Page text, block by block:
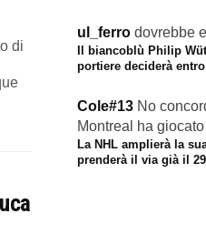
di
ul_ferro dovrebbe
Il biancoblù Philip
portiere deciderà
Cole#13 No
Montreal ha
La NHL amplierà la
prenderà il via già il